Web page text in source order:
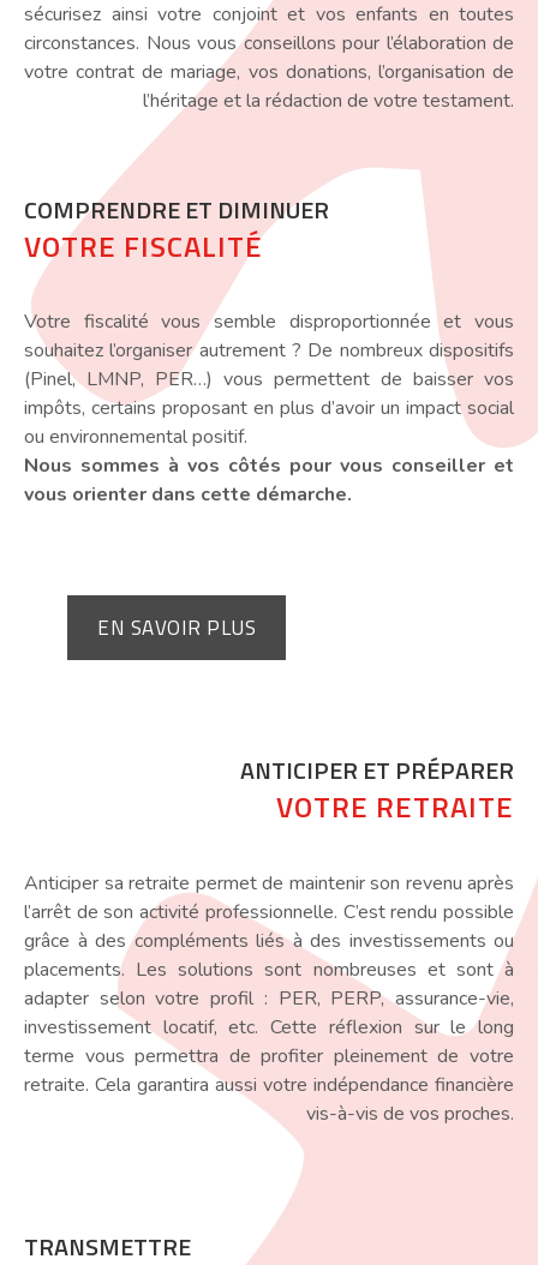
sécurisez ainsi votre conjoint et vos enfants en toutes
circonstances. Nous vous conseillons pour l’élaboration de
votre contrat de mariage, vos donations, l’organisation de
l’héritage et la rédaction de votre testament.
COMPRENDRE ET DIMINUER
VOTRE FISCALITÉ
Votre fiscalité vous semble disproportionnée et vous
souhaitez l’organiser autrement ? De nombreux dispositifs
(Pinel, LMNP, PER…) vous permettent de baisser vos
impôts, certains proposant en plus d’avoir un impact social
ou environnemental positif.
Nous sommes à vos côtés pour vous conseiller et
vous orienter dans cette démarche.
EN SAVOIR PLUS
ANTICIPER ET PRÉPARER
VOTRE RETRAITE
Anticiper sa retraite permet de maintenir son revenu après
l’arrêt de son activité professionnelle. C’est rendu possible
grâce à des compléments liés à des investissements ou
placements. Les solutions sont nombreuses et sont à
adapter selon votre profil : PER, PERP, assurance-vie,
investissement locatif, etc. Cette réflexion sur le long
terme vous permettra de profiter pleinement de votre
retraite. Cela garantira aussi votre indépendance financière
vis-à-vis de vos proches.
TRANSMETTRE